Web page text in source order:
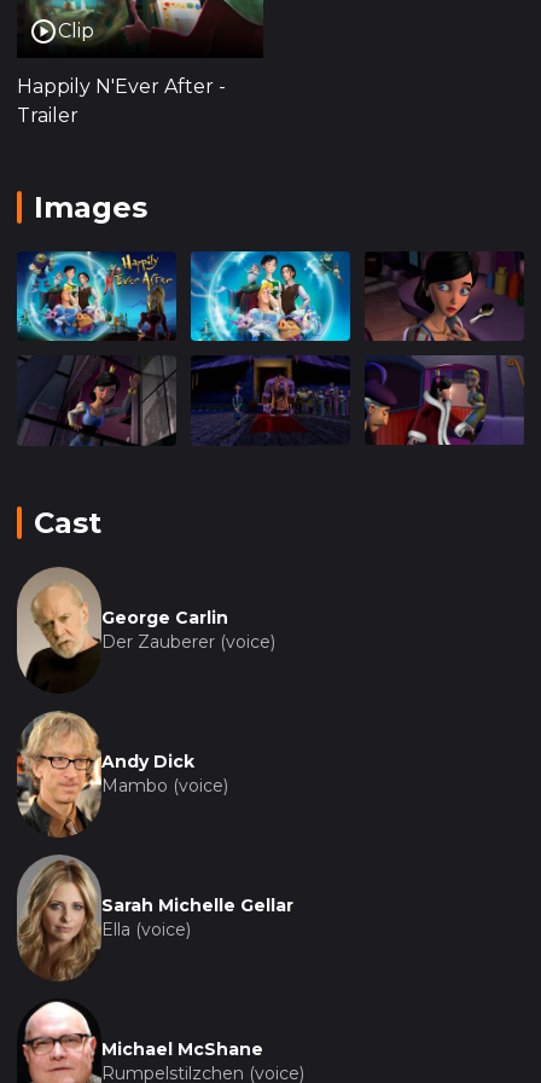
истинному счастью и гармонии в королевстве.
Персонажи фильма, как и в классической
версии, выражены ярко и запоминающе.
и жизненных позиций. От злой мачехи и её
дочерей, стремящихся помешать счастью
Золушки, до принца, который ищет свой путь к
настоящему лидерству и пониманию того, каким
должен быть правитель справедливого
королевства.
Визуальная составляющая мультфильма
оживляет волшебство сказки с помощью яркой
и детализированной анимации. Великолепные
существа — все это создает неповторимую
атмосферу, которая погружает зрителей в мир
фэнтези и приключений.
Музыкальное сопровождение подчеркивает
ключевые моменты сюжета, добавляя
эмоциональную глубину и драматизм сценам,
где это необходимо. От веселых мелодий до
трогательных баллад, музыка в "Новых
приключениях Золушки" играет важную роль в
создании настроения и передаче чувств
персонажей.
Этот мультфильм становится не только
развлечением, но и источником вдохновения,
напоминая о важности мужества, доброты и
веры в себя, даже когда кажется, что все против
тебя. "Новые приключения Золушки"
доказывают, что истинная магия кроется в нас
самих, а сказки могут стать реальностью, если мы
Clip
Happily N'Ever After -
Trailer
Images
Cast
George Carlin
Der Zauberer (voice)
Andy Dick
Mambo (voice)
Sarah Michelle Gellar
Ella (voice)
Michael McShane
Rumpelstilzchen (voice)